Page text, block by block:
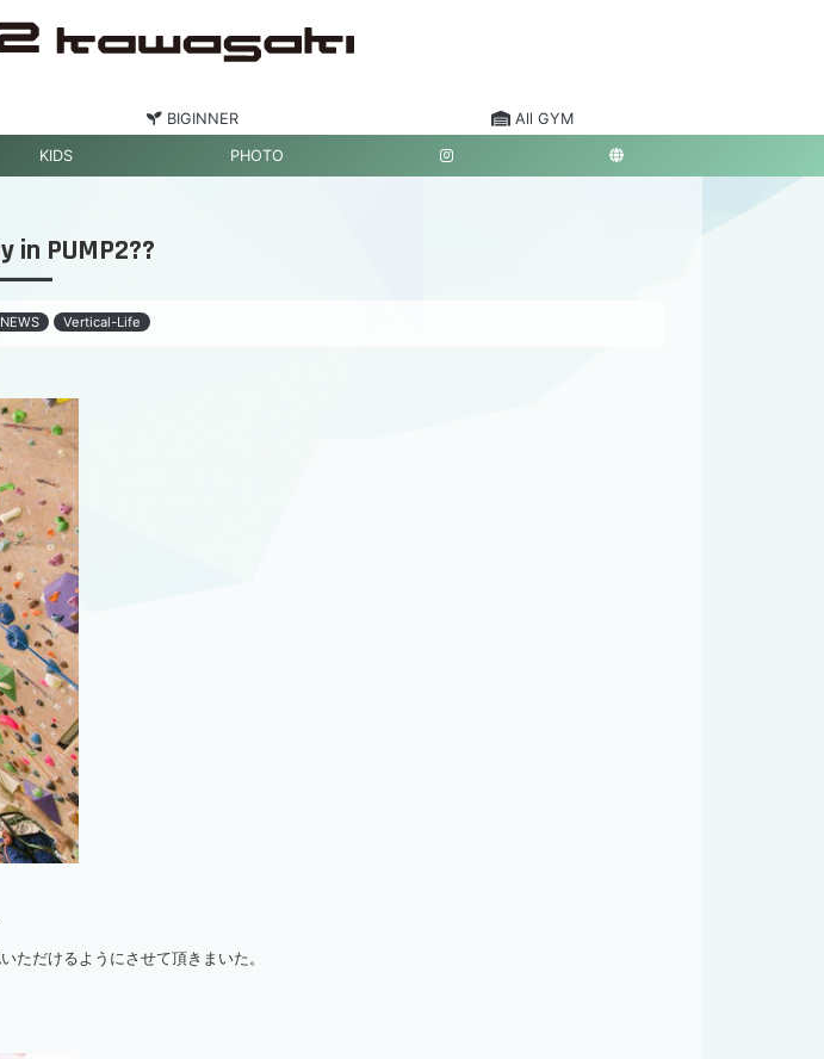
BIGINNER All GYM
KIDS PHOTO
in PUMP2??
NEWS Vertical-Life
ただけるようにさせて頂きまいた。